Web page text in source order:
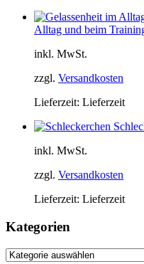
Alltag und beim
inkl. MwSt.
zzgl. Versandkosten
Lieferzeit: Lieferzeit
inkl. MwSt.
zzgl. Versandkosten
Lieferzeit: Lieferzeit
Kategorien
Kategorien